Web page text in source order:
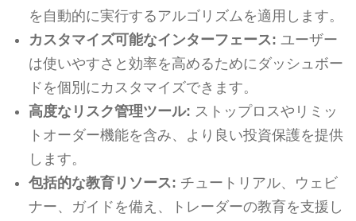
を自動的に実行するアルゴリズムを適用します。
カスタマイズ可能なインターフェース: ユーザー
は使いやすさと効率を高めるためにダッシュボー
ドを個別にカスタマイズできます。
高度なリスク管理ツール: ストップロスやリミッ
トオーダー機能を含み、より良い投資保護を提供
します。
包括的な教育リソース: チュートリアル、ウェビ
ナー、ガイドを備え、トレーダーの教育を支援し